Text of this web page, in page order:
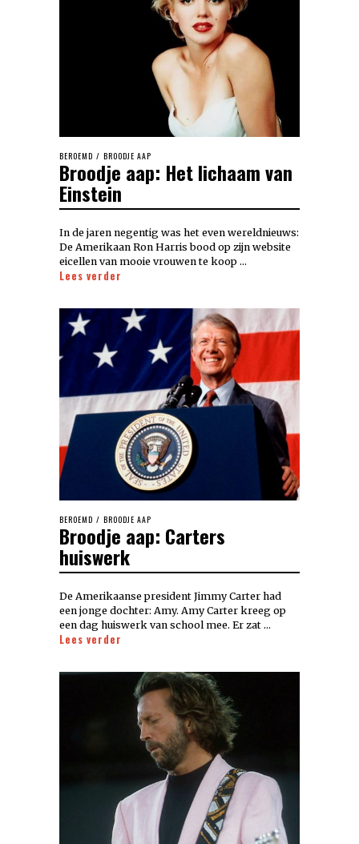
BEROEMD / BROODJE AAP
Broodje aap: Het lichaam van
Einstein
In de jaren negentig was het even wereldnieuws:
De Amerikaan Ron Harris bood op zijn website
eicellen van mooie vrouwen te koop …
Lees verder
BEROEMD / BROODJE AAP
Broodje aap: Carters
huiswerk
De Amerikaanse president Jimmy Carter had
een jonge dochter: Amy. Amy Carter kreeg op
een dag huiswerk van school mee. Er zat …
Lees verder